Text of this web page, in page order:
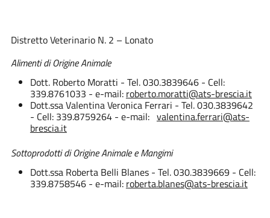
Distretto Veterinario N. 2 – Lonato
Alimenti di Origine Animale
Dott. Roberto Moratti - Tel. 030.3839646 - Cell:
339.8761033 - e-mail: roberto.moratti@ats-brescia.it
Dott.ssa Valentina Veronica Ferrari - Tel. 030.3839642
- Cell: 339.8759264 - e-mail: valentina.ferrari@ats-
brescia.it
Sottoprodotti di Origine Animale e Mangimi
Dott.ssa Roberta Belli Blanes - Tel. 030.3839669 - Cell:
339.8758546 - e-mail: roberta.blanes@ats-brescia.it